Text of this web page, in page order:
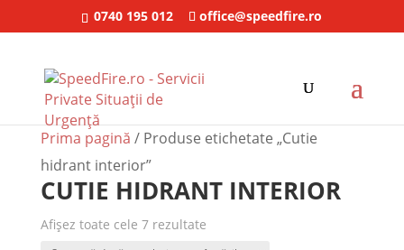
0740 195 012 office@speedfire.ro
Prima pagină / Produse etichetate „Cutie
hidrant interior”
CUTIE HIDRANT INTERIOR
Afișez toate cele 7 rezultate
Sale
Sale
Sale
Sale
Sale
Sale